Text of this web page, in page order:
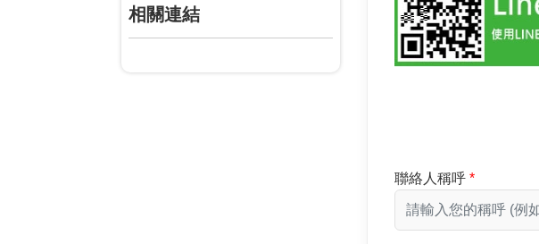
相關連結
聯絡人稱呼